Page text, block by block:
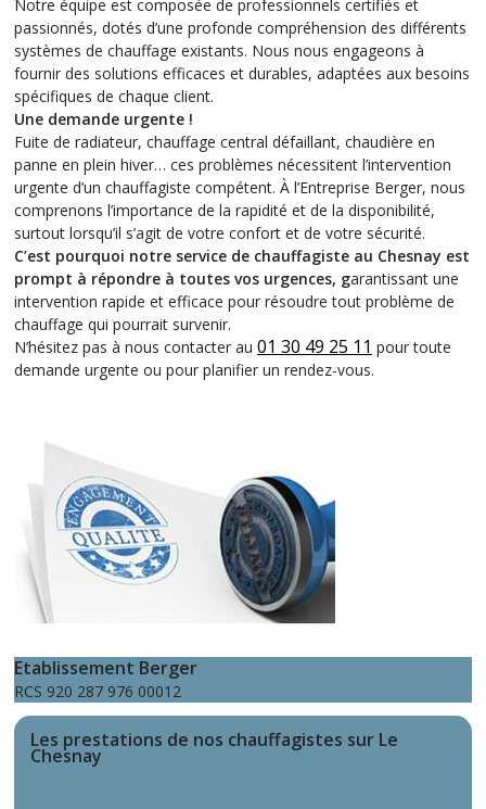
Notre équipe est composée de professionnels certifiés et
passionnés, dotés d’une profonde compréhension des différents
systèmes de chauffage existants. Nous nous engageons à
fournir des solutions efficaces et durables, adaptées aux besoins
spécifiques de chaque client.
Une demande urgente !
Fuite de radiateur, chauffage central défaillant, chaudière en
panne en plein hiver… ces problèmes nécessitent l’intervention
urgente d’un chauffagiste compétent. À l’Entreprise Berger, nous
comprenons l’importance de la rapidité et de la disponibilité,
surtout lorsqu’il s’agit de votre confort et de votre sécurité.
C’est pourquoi notre service de chauffagiste au Chesnay est
prompt à répondre à toutes vos urgences, garantissant une
intervention rapide et efficace pour résoudre tout problème de
chauffage qui pourrait survenir.
N’hésitez pas à nous contacter au 01 30 49 25 11 pour toute
demande urgente ou pour planifier un rendez-vous.
Etablissement Berger
RCS 920 287 976 00012
Les prestations de nos chauffagistes sur Le
Chesnay